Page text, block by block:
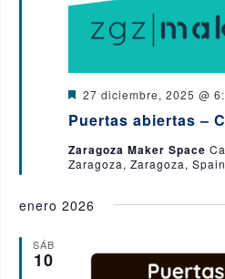
Puertas abiertas –
D
s
a
c
o
27 diciembre, 2025 @
Zaragoza Maker Space
Zaragoza, Zaragoza, Spain
enero 2026
SÁB
10